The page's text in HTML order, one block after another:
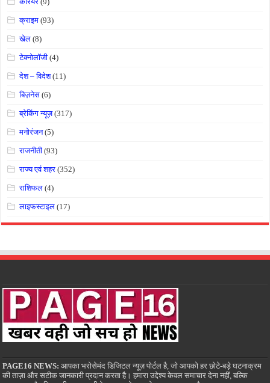
क्राइम (93)
खेल (8)
टेक्नोलॉजी (4)
देश – विदेश(11)
बिज़नेस (6)
ब्रेकिंग न्यूज़(317)
मनोरंजन(5)
राजनीती (93)
राज्य एवं शहर (352)
राशिफल (4)
लाइफस्टाइल (17)
PAGE16 NEWS: आपका भरोसेमंद डिजिटल न्यूज़ पोर्टल है, जो आपको हर छोटे-बड़े घटनाक्रम
की ताज़ा और सटीक जानकारी प्रदान करता है। हमारा उद्देश्य केवल समाचार देना नहीं, बल्कि